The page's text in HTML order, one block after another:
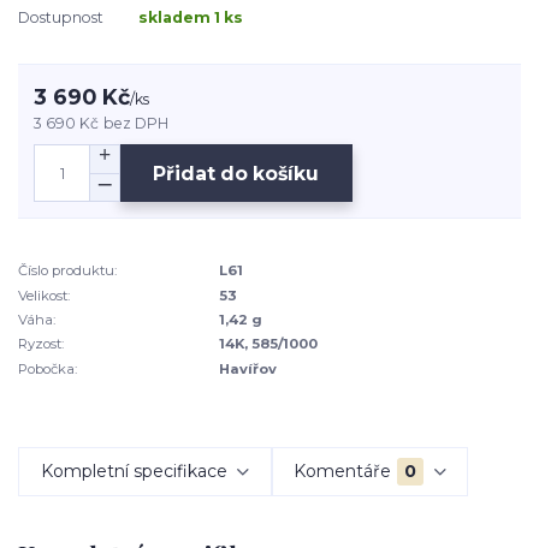
Dostupnost skladem 1 ks
3 690 Kč/ks
3 690 Kč bez DPH
Přidat do košíku
Číslo produktu:
L61
Velikost:
53
Váha:
1,42 g
Ryzost:
14K, 585/1000
Pobočka:
Havířov
Kompletní specifikace Komentáře 0